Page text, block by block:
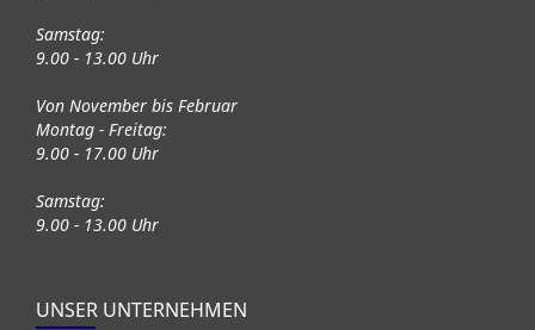
Samstag:
9.00 - 13.00 Uhr
Von November bis Februar
Montag - Freitag:
9.00 - 17.00 Uhr
Samstag:
9.00 - 13.00 Uhr
UNSER UNTERNEHMEN